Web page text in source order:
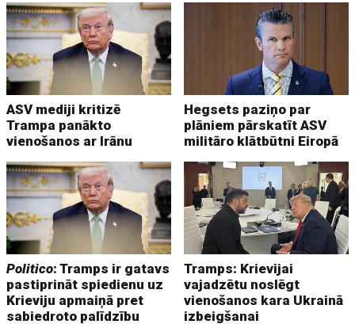
ASV mediji kritizē
Trampa panākto
vienošanos ar Irānu
Hegsets paziņo par
plāniem pārskatīt ASV
militāro klātbūtni Eiropā
Politico: Tramps ir gatavs
pastiprināt spiedienu uz
Krieviju apmaiņā pret
sabiedroto palīdzību
Tramps: Krievijai
vajadzētu noslēgt
vienošanos kara Ukrainā
izbeigšanai